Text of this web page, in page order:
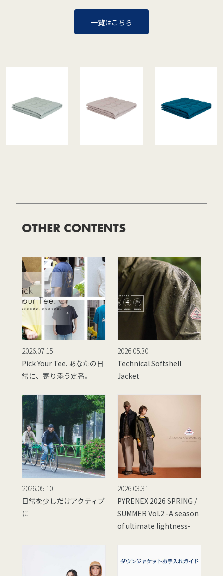
一覧はこちら
OTHER CONTENTS
2026.07.15
Pick Your Tee. あなたの日
常に、寄り添う定番。
2026.05.30
Technical Softshell
Jacket
2026.05.10
日常を少しだけアクティブ
に
2026.03.31
PYRENEX 2026 SPRING /
SUMMER Vol.2 -A season
of ultimate lightness-